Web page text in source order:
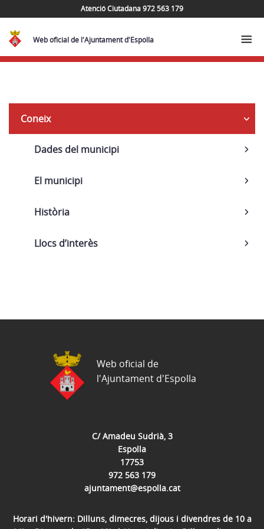
Atenció Ciutadana 972 563 179
Web oficial de l'Ajuntament d'Espolla
Navega
Coneix
Dades del municipi
El municipi
Història
Llocs d’interès
C/ Amadeu Sudrià, 3
Espolla
17753
972 563 179
ajuntament@espolla.cat
Horari d'hivern: Dilluns, dimecres, dijous i divendres de 10 a
Web oficial de
l'Ajuntament d'Espolla